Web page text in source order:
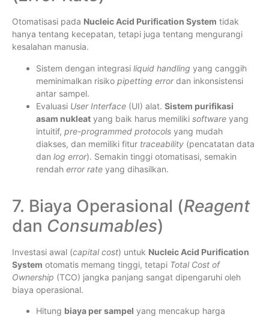
Otomatisasi pada Nucleic Acid Purification System tidak
hanya tentang kecepatan, tetapi juga tentang mengurangi
kesalahan manusia.
Sistem dengan integrasi liquid handling yang canggih
meminimalkan risiko pipetting errordan inkonsistensi
antar sampel.
Evaluasi User Interface (UI) alat. Sistem purifikasi
asam nukleat yang baik harus memiliki software yang
intuitif, pre-programmed protocols yang mudah
diakses, dan memiliki fitur traceability (pencatatan data
dan log error). Semakin tinggi otomatisasi, semakin
rendah error rate yang dihasilkan.
7. Biaya Operasional (Reagent
dan Consumables)
Investasi awal (capital cost) untuk Nucleic Acid Purification
System otomatis memang tinggi, tetapi Total Cost of
Ownership (TCO) jangka panjang sangat dipengaruhi oleh
biaya operasional.
Hitung biaya per sampel yang mencakup harga